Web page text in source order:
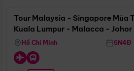
Tour Malaysia - Singapore Mùa
Kuala Lumpur - Malacca - Johor
Singapore
Hồ Chí Minh 5N4Đ